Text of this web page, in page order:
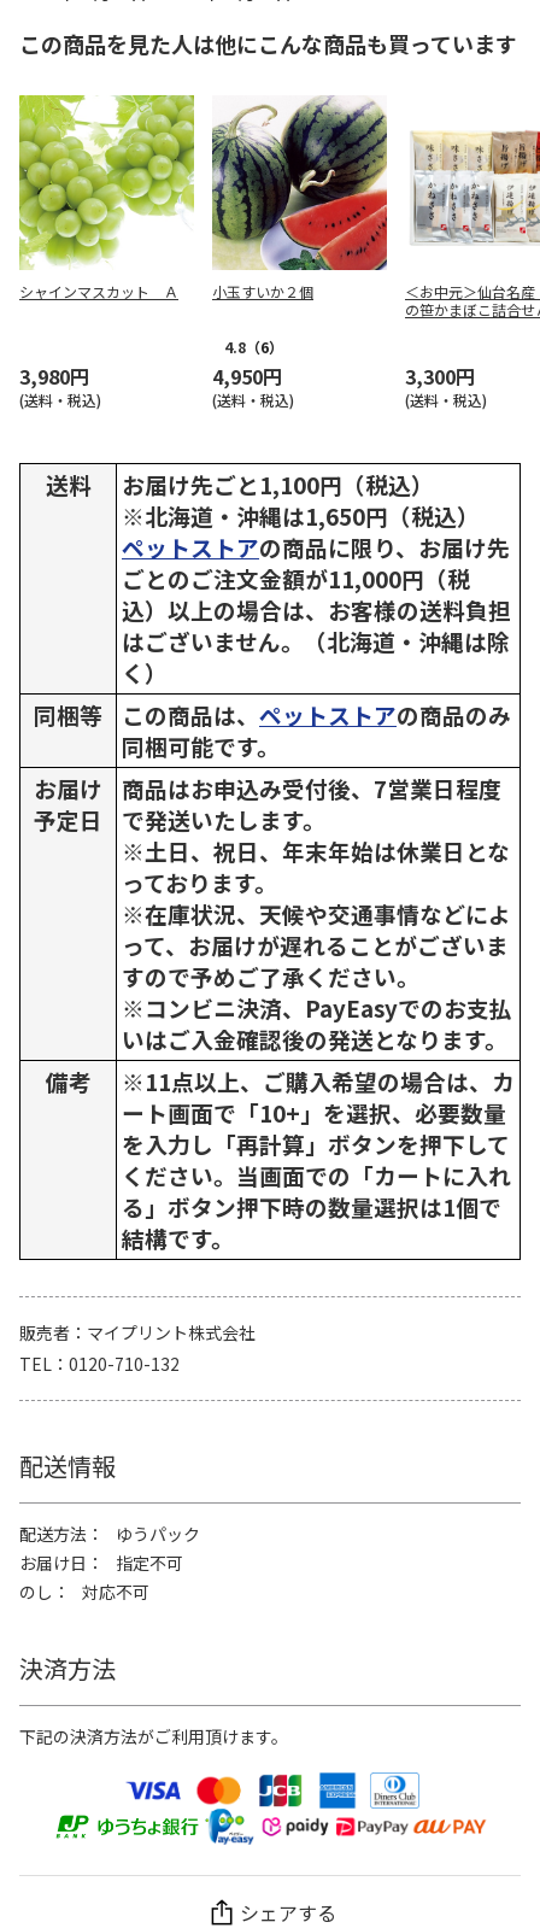
この商品を見た人は他にこんな商品も買っています
シャインマスカット Ａ
3,980円
(送料・税込)
小玉すいか２個
4.8 （6）
4,950円
(送料・税込)
＜お中元＞仙台名
の笹かまぼこ詰合せ
3,300円
(送料・税込)
送料
お届け先ごと1,100円（税込）
※北海道・沖縄は1,650円（税込）
ペットストアの商品に限り、お届け先
ごとのご注文金額が11,000円（税
込）以上の場合は、お客様の送料負担
はございません。（北海道・沖縄は除
く）
同梱等
この商品は、 ペットストアの商品のみ
同梱可能です。
お届け
予定日
商品はお申込み受付後、7営業日程度
で発送いたします。
※土日、祝日、年末年始は休業日とな
っております。
※在庫状況、天候や交通事情などによ
って、お届けが遅れることがございま
すので予めご了承ください。
※コンビニ決済、PayEasyでのお支払
いはご入金確認後の発送となります。
備考
※11点以上、ご購入希望の場合は、カ
ート画面で「10+」を選択、必要数量
を入力し「再計算」ボタンを押下して
ください。当画面での「カートに入れ
る」ボタン押下時の数量選択は1個で
結構です。
販売者
マイプリント株式会社
TEL
0120-710-132
配送情報
配送方法
ゆうパック
お届け日
指定不可
のし
対応不可
決済方法
下記の決済方法がご利用頂けます。
シェアする